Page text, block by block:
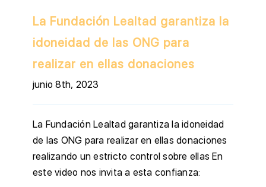
La Fundación Lealtad garantiza la
idoneidad de las ONG para
realizar en ellas donaciones
junio 8th, 2023
La Fundación Lealtad garantiza la idoneidad
de las ONG para realizar en ellas donaciones
realizando un estricto control sobre ellas En
este video nos invita a esta confianza: